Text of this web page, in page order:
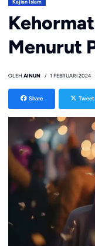
Kajian Islam
Menurut
OLEH AINUN 1 FEBRUARI 2024
Share Tweet